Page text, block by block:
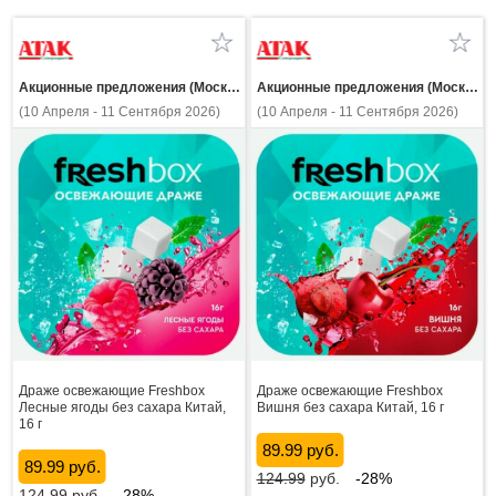
Акционные предложения (Москва и МО)
(10 Апреля - 11 Сентября 2026)
Драже освежающие Freshbox
Лесные ягоды без сахара Китай,
16 г
89.99 руб.
Акционные предложения (Москва и МО)
(10 Апреля - 11 Сентября 2026)
Драже освежающие Freshbox
Вишня без сахара Китай, 16 г
89.99 руб.
124.99руб. -28%